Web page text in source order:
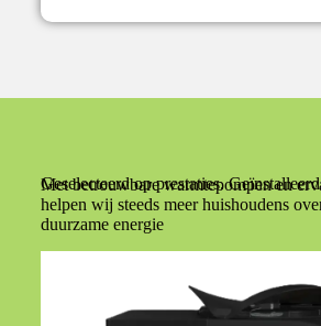
Geselecteerd op prestaties.
Met betrouwbare warmtepompen en
helpen wij steeds meer huishoudens
duurzame energie